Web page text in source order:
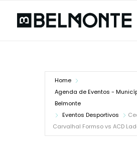
Home
Agenda de Eventos -
Belmonte
Eventos Desportivos
Carvalhal Formso vs ACD